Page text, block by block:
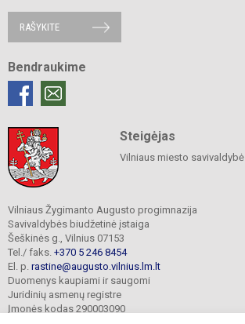
RAŠYKITE
Bendraukime
Steigėjas
Vilniaus miesto savivaldybė
Vilniaus Žygimanto Augusto progimnazija
Savivaldybės biudžetinė įstaiga
Šeškinės g., Vilnius 07153
Tel./ faks. +370 5 246 8454
El. p. rastine@augusto.vilnius.lm.lt
Duomenys kaupiami ir saugomi
Juridinių asmenų registre
Įmonės kodas 290003090